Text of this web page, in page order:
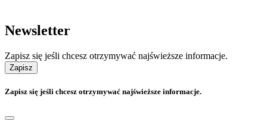
Newsletter
Zapisz się jeśli chcesz otrzymywać najświeższe informacje.
Zapisz
Zapisz się jeśli chcesz otrzymywać najświeższe informacje.